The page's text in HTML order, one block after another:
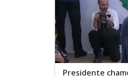
Presidente